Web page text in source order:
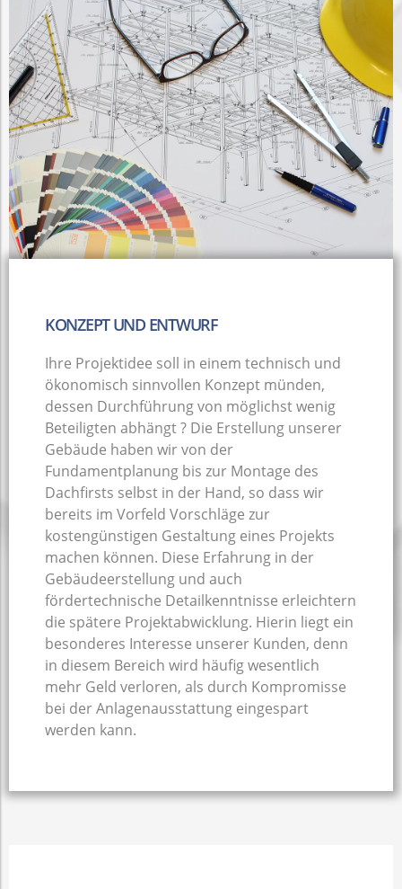
KONZEPT UND ENTWURF
Ihre Projektidee soll in einem technisch und
ökonomisch sinnvollen Konzept münden,
dessen Durchführung von möglichst wenig
Beteiligten abhängt ? Die Erstellung unserer
Gebäude haben wir von der
Fundamentplanung bis zur Montage des
Dachfirsts selbst in der Hand, so dass wir
bereits im Vorfeld Vorschläge zur
kostengünstigen Gestaltung eines Projekts
machen können. Diese Erfahrung in der
Gebäudeerstellung und auch
fördertechnische Detailkenntnisse erleichtern
die spätere Projektabwicklung. Hierin liegt ein
besonderes Interesse unserer Kunden, denn
in diesem Bereich wird häufig wesentlich
mehr Geld verloren, als durch Kompromisse
bei der Anlagenausstattung eingespart
werden kann.